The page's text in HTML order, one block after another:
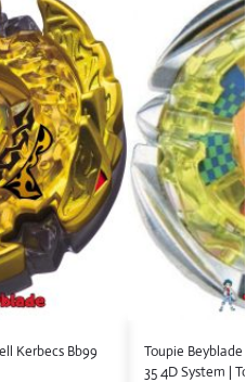
Kerbecs Bb99
Toupie
35 4D System |